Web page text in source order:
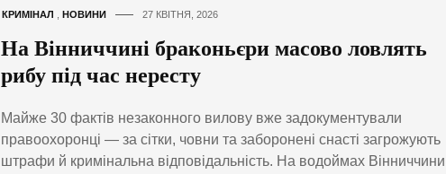
КРИМІНАЛ НОВИНИ 27 КВІТНЯ, 2026
На Вінниччині браконьєри масово ловлять
рибу під час нересту
Майже 30 фактів незаконного вилову вже задокументували
правоохоронці — за сітки, човни та заборонені снасті загрожують
штрафи й кримінальна відповідальність. На водоймах Вінниччини